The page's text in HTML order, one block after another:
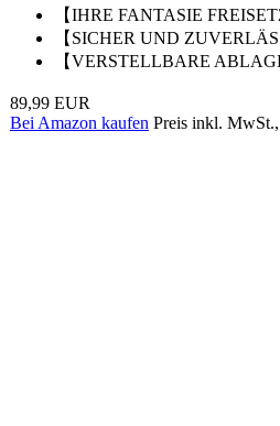
【IHRE FANTASIE
【SICHER UND
【VERSTELLBARE
89,99 EUR
Bei Amazon kaufen Preis inkl.